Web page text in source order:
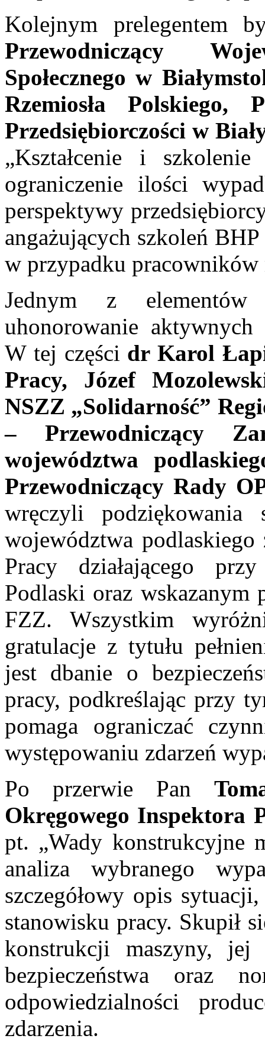
Kolejnym prelegentem
Przewodniczący
Społecznego w
Rzemiosła Polskiego,
Przedsiębiorczości w
„Kształcenie i
ograniczenie ilości
perspektywy
angażujących szkoleń
w przypadku pracowników
Jednym z elementów
uhonorowanie aktywnych
W tej części dr Karol
Pracy, Józef
NSZZ „Solidarność”
– Przewodniczący
województwa
Przewodniczący Rady
wręczyli podziękowania
województwa podlaskiego
Pracy działającego
Podlaski oraz wskazanym
FZZ. Wszystkim
gratulacje z tytułu
jest dbanie o
pracy, podkreślając przy
pomaga ograniczać
występowaniu zdarzeń
Po przerwie Pan
Okręgowego Inspektora
pt. „Wady konstrukcyjne
analiza wybranego
szczegółowy opis
stanowisku pracy. Skupił
konstrukcji maszyny, jej
bezpieczeństwa oraz
odpowiedzialności
zdarzenia.